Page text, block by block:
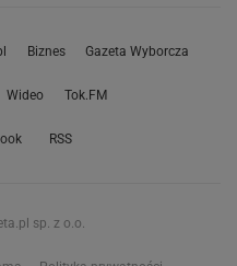
Biznes Gazeta Wyborcza
Wideo Tok.FM
RSS
sp. z o.o.